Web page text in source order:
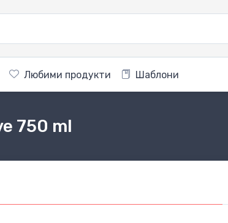
Любими продукти Шаблони
750 ml